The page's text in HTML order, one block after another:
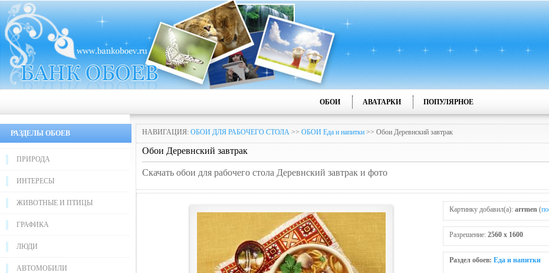
ОБОИ АВАТАРКИ ПОПУЛЯРНОЕ
РАЗДЕЛЫ ОБОЕВ
ПРИРОДА
ИНТЕРЕСЫ
ЖИВОТНЫЕ И ПТИЦЫ
ГРАФИКА
ЛЮДИ
АВТОМОБИЛИ
НАВИГАЦИЯ: ОБОИ ДЛЯ РАБОЧЕГО СТОЛА >> ОБОИ Еда и напитки >> Обои Деревнский завтрак
Обои Деревнский завтрак
Скачать обои для рабочего стола Деревнский завтрак и фото
Картинку добавил(а): arrmen (
Разрешение: 2560 x 1600
Раздел обоев: Еда и напитки